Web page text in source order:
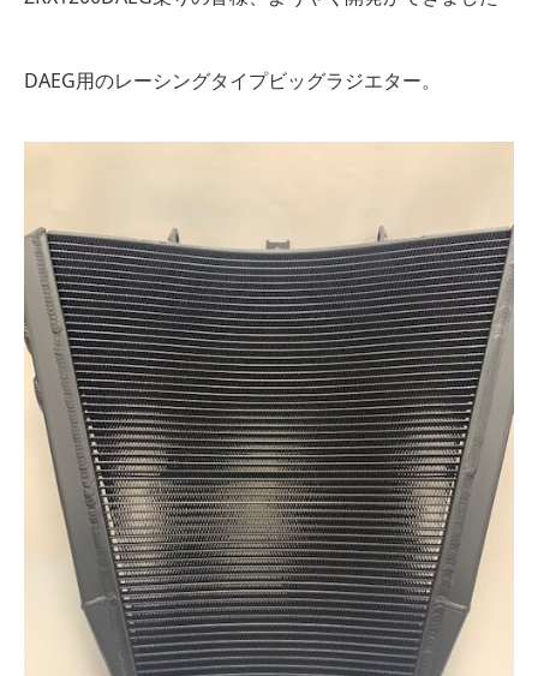
DAEG用のレーシングタイプビッグラジエター。